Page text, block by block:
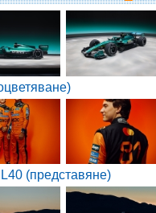
(представяне)